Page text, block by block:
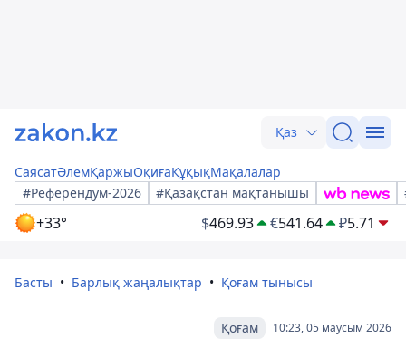
Қаз
СаясатӘлемҚаржыОқиғаҚұқықМақалалар
#Референдум-2026
#Қазақстан мақтанышы
+33° $469.93 €541.64 ₽5.71
Басты Барлық жаңалықтар Қоғам тынысы
10:23, 05 маусым 2026
Қоғам